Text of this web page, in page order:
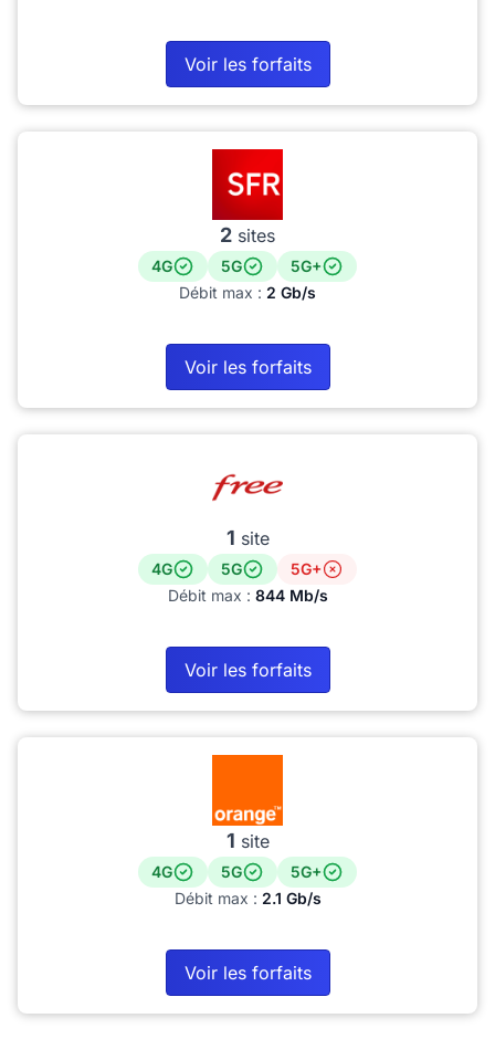
Voir les forfaits
2 sites
4G 5G
5G+
Débit max : 2 Gb/s
Voir les forfaits
1 site
4G 5G
5G+
Débit max : 844 Mb/s
Voir les forfaits
1 site
4G 5G
5G+
Débit max : 2.1 Gb/s
Voir les forfaits